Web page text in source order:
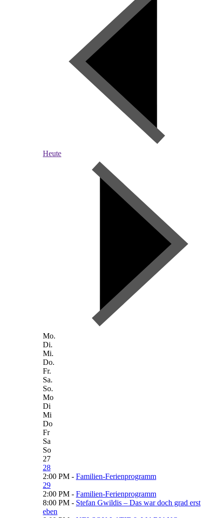
Heute
Mo.
Di.
Mi.
Do.
Fr.
Sa.
So.
Mo
Di
Mi
Do
Fr
Sa
So
27
28
2:00 PM - Familien-Ferienprogramm
29
2:00 PM - Familien-Ferienprogramm
8:00 PM - Stefan Gwildis – Das war doch grad erst
eben